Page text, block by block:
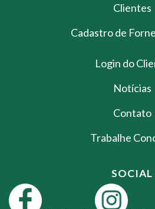
Clientes
Cadastro de
Login do
Notícias
Contato
Trabalhe
SOCIAL